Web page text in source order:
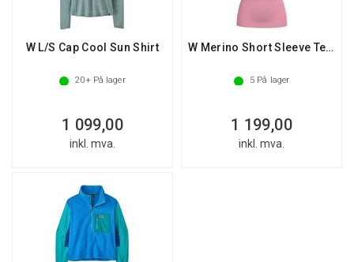
W L/S Cap Cool Sun Shirt
20+På lager
1 099,00
inkl. mva.
W Merino Short Sleeve Tee Boxed
5 På lager
1 199,00
inkl. mva.